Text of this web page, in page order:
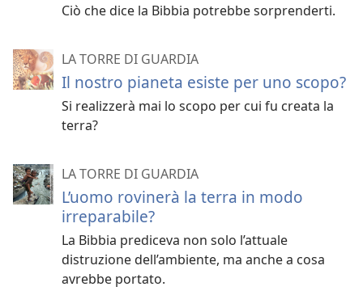
Ciò che dice la Bibbia potrebbe sorprenderti.
LA TORRE DI GUARDIA
Il nostro pianeta esiste per uno scopo?
Si realizzerà mai lo scopo per cui fu creata la
terra?
LA TORRE DI GUARDIA
L’uomo rovinerà la terra in modo
irreparabile?
La Bibbia prediceva non solo l’attuale
distruzione dell’ambiente, ma anche a cosa
avrebbe portato.